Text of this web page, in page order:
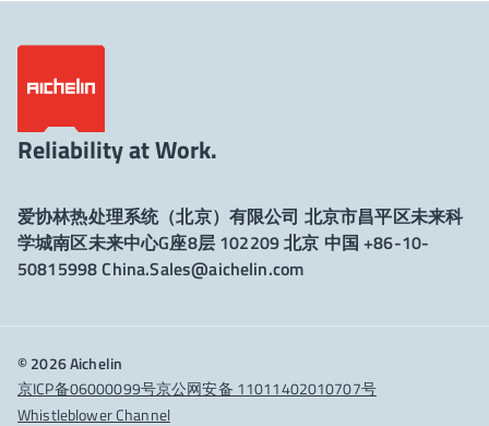
Reliability at Work.
爱协林热处理系统（北京）有限公司 北京市昌平区未来科
学城南区未来中心G座8层 102209 北京 中国 +86-10-
50815998China.Sales@aichelin.com
© 2026 Aichelin
京ICP备06000099号京公网安备 11011402010707号
Whistleblower Channel